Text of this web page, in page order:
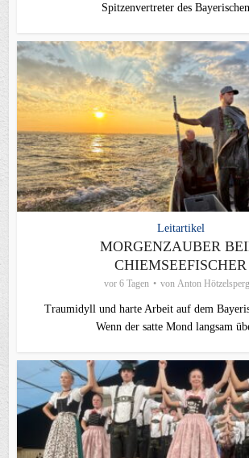
Spitzenvertreter des
Leitartikel
MORGENZAUBER
CHIEMSEEFISCHER
vor 6 Tagen von Anton
Traumidyll und harte Arbeit auf dem
Wenn der satte Mond langsam